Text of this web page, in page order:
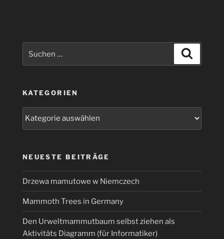
nach:
KATEGORIEN
NEUESTE BEITRÄGE
Drzewa mamutowe w Niemczech
Mammoth Trees in Germany
Den Urweltmammutbaum selbst ziehen als
Aktivitäts Diagramm (für Informatiker)